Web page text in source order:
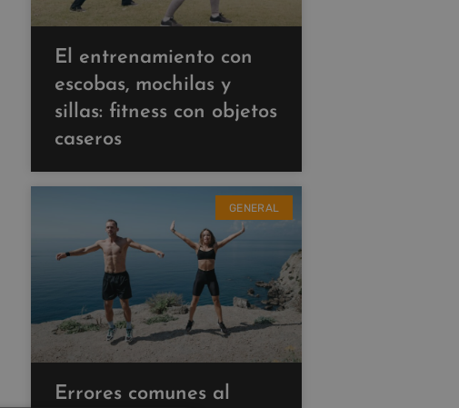
El entrenamiento con
escobas, mochilas y
sillas: fitness con objetos
caseros
GENERAL
Errores comunes al